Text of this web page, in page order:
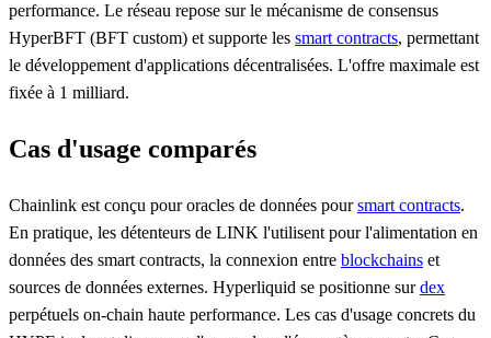
performance. Le réseau repose sur le mécanisme de consensus
HyperBFT (BFT custom) et supporte les smart contracts, permettant
le développement d'applications décentralisées. L'offre maximale est
fixée à 1 milliard.
Cas d'usage comparés
Chainlink est conçu pour oracles de données poursmart contracts.
En pratique, les détenteurs de LINK l'utilisent pour l'alimentation en
données des smart contracts, la connexion entre blockchains et
sources de données externes. Hyperliquid se positionne surdex
perpétuels on-chain haute performance. Les cas d'usage concrets du